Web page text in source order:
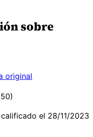
sobre
original
el 28/11/2023